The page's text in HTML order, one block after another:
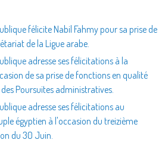
félicite Nabil Fahmy pour sa prise de
de la Ligue arabe.
adresse ses félicitations à la
de sa prise de fonctions en qualité
Poursuites administratives.
adresse ses félicitations au
égyptien à l'occasion du treizième
du 30 Juin.